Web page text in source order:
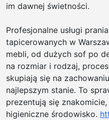
im dawnej świetności.
Profesjonalne usługi
tapicerowanych w
mebli, od dużych sof po
na rozmiar i rodzaj,
skupiają się na
najlepszym stanie. To
prezentują się
higieniczne środowisko.